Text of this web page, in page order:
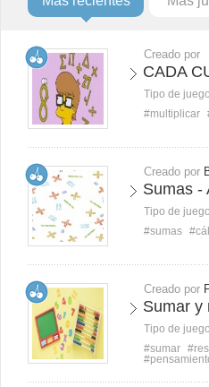
Creado por
CADA
Tipo de
#multiplicar
Creado por
Sumas -
Tipo de
#sumas
Creado por
Sumar y
Tipo de
#sumar